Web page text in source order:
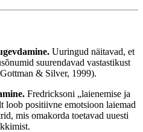
Uuringud näitavad, et
suurendavad vastastikust
& Silver, 1999).
Fredricksoni „laienemise ja
loob positiivne emotsioon laiemad
mis omakorda toetavad uuesti